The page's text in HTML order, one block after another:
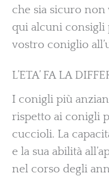
che sia sicuro non
qui alcuni consigli
vostro coniglio
L’ETA’ FA LA
I conigli più
rispetto ai conigli
cuccioli. La
e la sua abilità
nel corso degli